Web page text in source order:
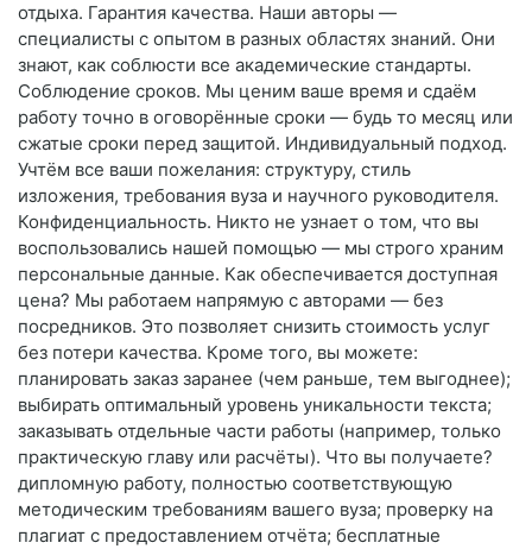
отдыха. Гарантия качества. Наши авторы —
специалисты с опытом в разных областях знаний. Они
знают, как соблюсти все академические стандарты.
Соблюдение сроков. Мы ценим ваше время и сдаём
работу точно в оговорённые сроки — будь то месяц или
сжатые сроки перед защитой. Индивидуальный подход.
Учтём все ваши пожелания: структуру, стиль
изложения, требования вуза и научного руководителя.
Конфиденциальность. Никто не узнает о том, что вы
воспользовались нашей помощью — мы строго храним
персональные данные. Как обеспечивается доступная
цена? Мы работаем напрямую с авторами — без
посредников. Это позволяет снизить стоимость услуг
без потери качества. Кроме того, вы можете:
планировать заказ заранее (чем раньше, тем выгоднее);
выбирать оптимальный уровень уникальности текста;
заказывать отдельные части работы (например, только
практическую главу или расчёты). Что вы получаете?
дипломную работу, полностью соответствующую
методическим требованиям вашего вуза; проверку на
плагиат с предоставлением отчёта; бесплатные